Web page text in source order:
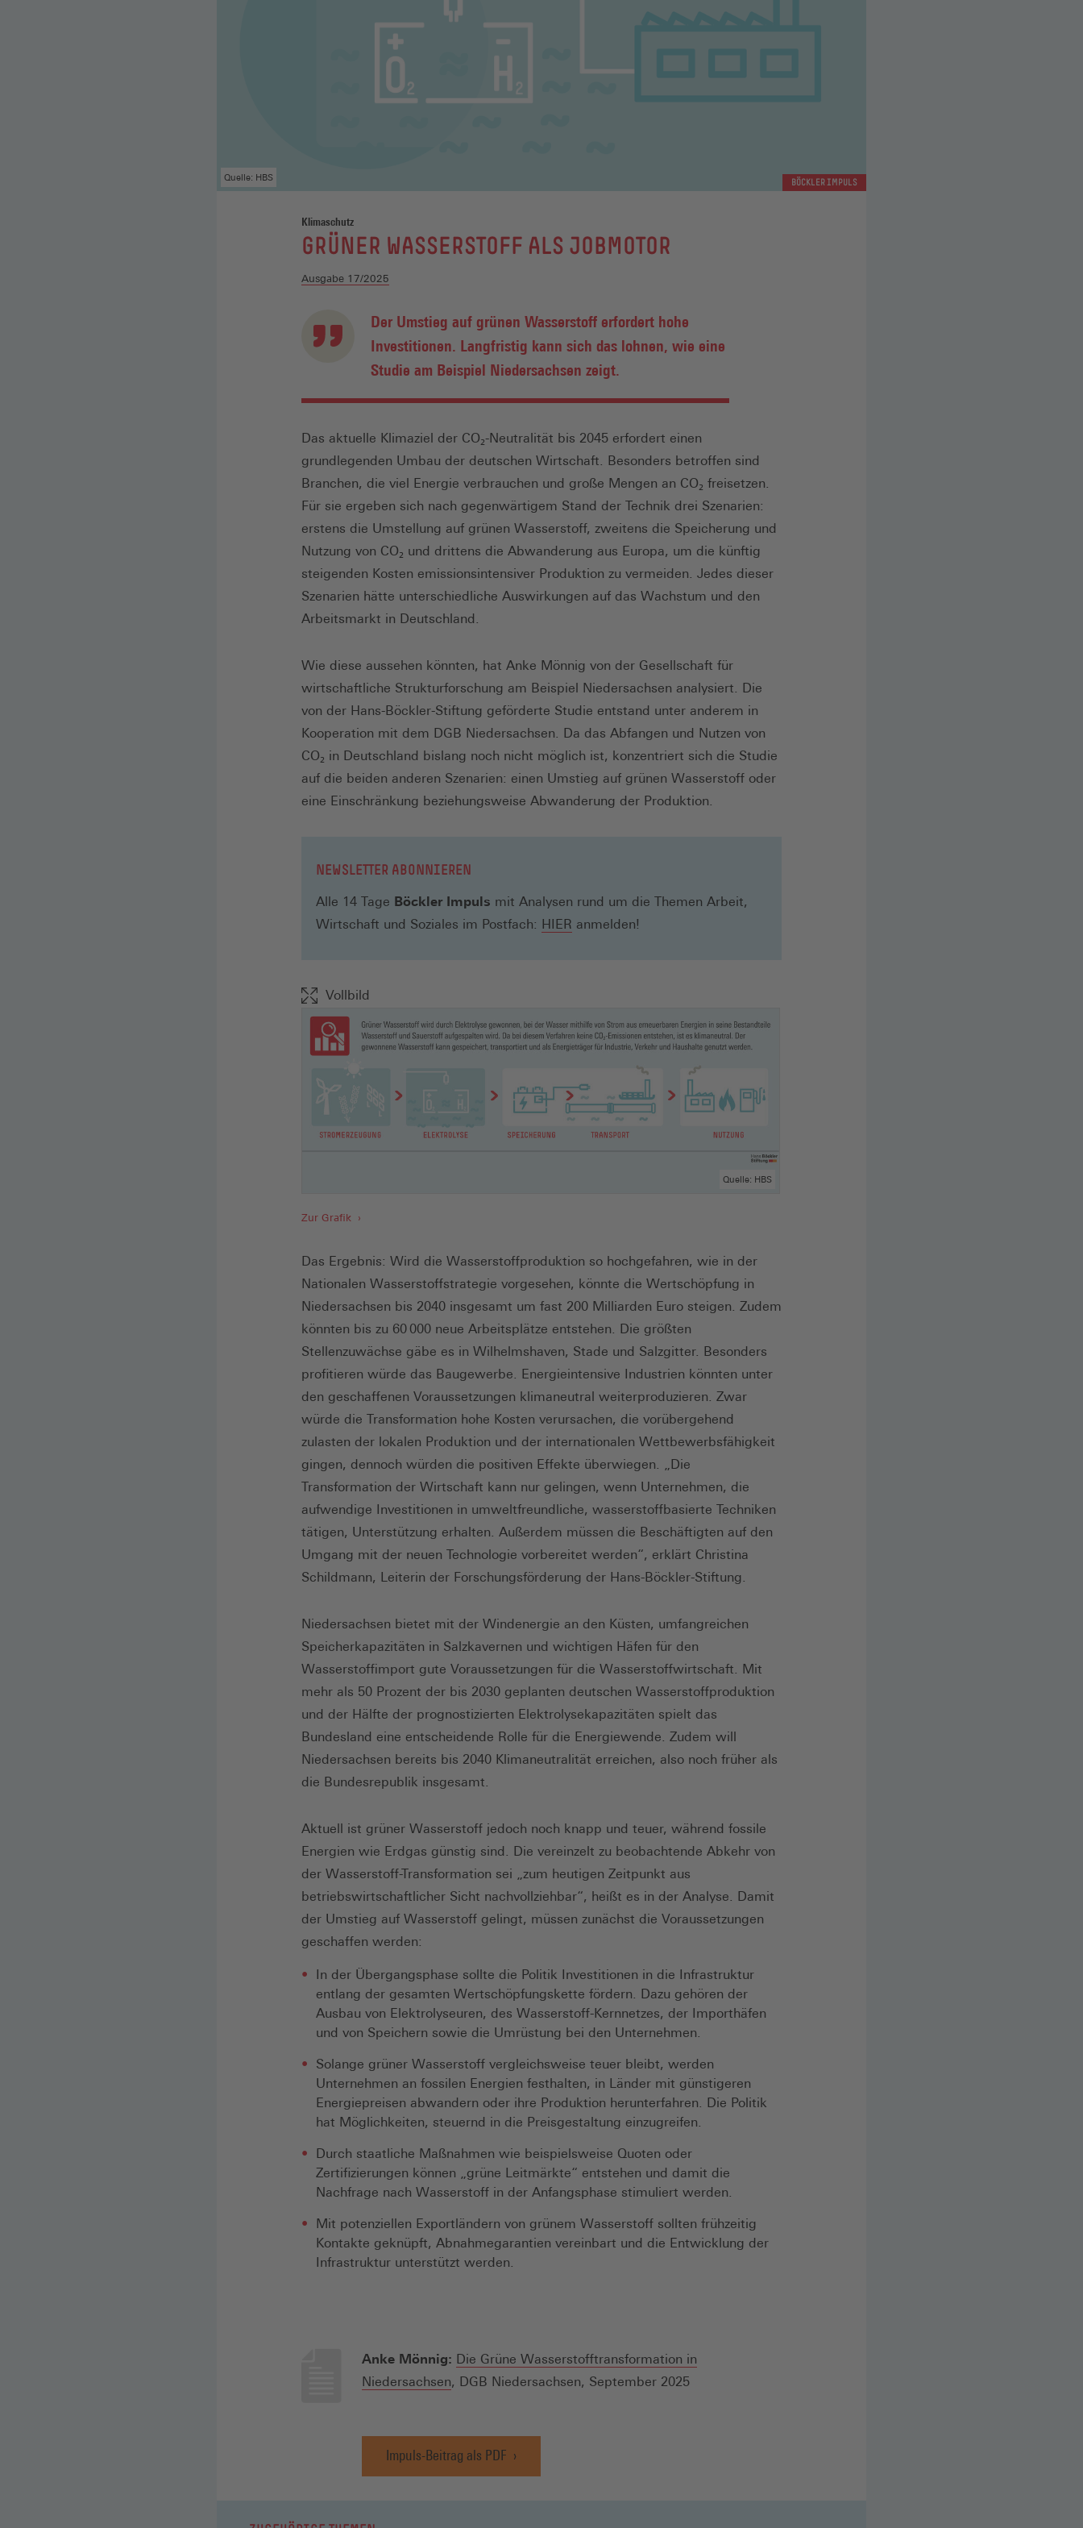
Quelle: HBS BÖCKLER IMPULS
Klimaschutz
:
GRÜNER WASSERSTOFF ALS JOBMOTOR
Ausgabe 17/2025
Der Umstieg auf grünen Wasserstoff erfordert hohe
Investitionen. Langfristig kann sich das lohnen, wie eine
Studie am Beispiel Niedersachsen zeigt.
Das aktuelle Klimaziel der CO₂-Neutralität bis 2045 erfordert einen
grundlegenden Umbau der deutschen Wirtschaft. Besonders betroffen sind
Branchen, die viel Energie verbrauchen und große Mengen an CO₂ freisetzen.
Für sie ergeben sich nach gegenwärtigem Stand der Technik drei Szenarien:
erstens die Umstellung auf grünen Wasserstoff, zweitens die Speicherung und
Nutzung von CO₂ und drittens die Abwanderung aus Europa, um die künftig
steigenden Kosten emissionsintensiver Produktion zu vermeiden. Jedes dieser
Szenarien hätte unterschiedliche Auswirkungen auf das Wachstum und den
Arbeitsmarkt in Deutschland.
Wie diese aussehen könnten, hat Anke Mönnig von der Gesellschaft für
wirtschaftliche Strukturforschung am Beispiel Niedersachsen analysiert. Die
von der Hans-Böckler-Stiftung geförderte Studie entstand unter anderem in
Kooperation mit dem DGB Niedersachsen. Da das Abfangen und Nutzen von
CO₂ in Deutschland bislang noch nicht möglich ist, konzentriert sich die Studie
auf die beiden anderen Szenarien: einen Umstieg auf grünen Wasserstoff oder
eine Einschränkung beziehungsweise Abwanderung der Produktion.
NEWSLETTER ABONNIEREN
Alle 14 Tage Böckler Impuls mit Analysen rund um die Themen Arbeit,
Wirtschaft und Soziales im Postfach: HIER (Öffnet
anmelden!
Vollbild
Quelle: HBS
Zur Grafik
Das Ergebnis: Wird die Wasserstoffproduktion so hochgefahren, wie in der
Nationalen Wasserstoffstrategie vorgesehen, könnte die Wertschöpfung in
Niedersachsen bis 2040 insgesamt um fast 200 Milliarden Euro steigen. Zudem
könnten bis zu 60 000 neue Arbeitsplätze entstehen. Die größten
Stellenzuwächse gäbe es in Wilhelmshaven, Stade und Salzgitter. Besonders
profitieren würde das Baugewerbe. Energieintensive Industrien könnten unter
den geschaffenen Voraussetzungen klimaneutral weiterproduzieren. Zwar
würde die Transformation hohe Kosten verursachen, die vorübergehend
zulasten der lokalen Produktion und der internationalen Wettbewerbsfähigkeit
gingen, dennoch würden die positiven Effekte überwiegen. „Die
Transformation der Wirtschaft kann nur gelingen, wenn Unternehmen, die
aufwendige Investitionen in umweltfreundliche, wasserstoffbasierte Techniken
tätigen, Unterstützung erhalten. Außerdem müssen die Beschäftigten auf den
Umgang mit der neuen Technologie vorbereitet werden“, erklärt Christina
Schildmann, Leiterin der Forschungsförderung der Hans-Böckler-Stiftung.
Niedersachsen bietet mit der Windenergie an den Küsten, umfangreichen
Speicherkapazitäten in Salzkavernen und wichtigen Häfen für den
Wasserstoffimport gute Voraussetzungen für die Wasserstoffwirtschaft. Mit
mehr als 50 Prozent der bis 2030 geplanten deutschen Wasserstoffproduktion
und der Hälfte der prognostizierten Elektrolysekapazitäten spielt das
Bundesland eine entscheidende Rolle für die Energiewende. Zudem will
Niedersachsen bereits bis 2040 Klimaneutralität erreichen, also noch früher als
die Bundesrepublik insgesamt.
Aktuell ist grüner Wasserstoff jedoch noch knapp und teuer, während fossile
Energien wie Erdgas günstig sind. Die vereinzelt zu beobachtende Abkehr von
der Wasserstoff-Transformation sei „zum heutigen Zeitpunkt aus
betriebswirtschaftlicher Sicht nachvollziehbar“, heißt es in der Analyse. Damit
der Umstieg auf Wasserstoff gelingt, müssen zunächst die Voraussetzungen
geschaffen werden:
In der Übergangsphase sollte die Politik Investitionen in die Infrastruktur
entlang der gesamten Wertschöpfungskette fördern. Dazu gehören der
Ausbau von Elektrolyse­uren, des Wasserstoff-Kernnetzes, der Importhäfen
und von Speichern sowie die Umrüstung bei den Unternehmen.
Solange grüner Wasserstoff vergleichsweise teuer bleibt, werden
Unternehmen an fossilen Energien festhalten, in Länder mit günstigeren
Energiepreisen abwandern oder ihre Produktion herunterfahren. Die Politik
hat Möglichkeiten, steuernd in die Preisgestaltung einzugreifen.
Durch staatliche Maßnahmen wie beispielsweise Quoten oder
Zertifizierungen können „grüne Leitmärkte“ entstehen und damit die
Nachfrage nach Wasserstoff in der Anfangsphase stimuliert werden.
Mit potenziellen Exportländern von grünem Wasserstoff sollten frühzeitig
Kontakte geknüpft, Abnahmegarantien vereinbart und die Entwicklung der
Infrastruktur unterstützt werden.
Anke Mönnig: Die Grüne Wasserstofftransformation in
Niedersachsen(Öffnet
neuen
, DGB Niedersachsen, September 2025
Impuls-Beitrag als PDF
(Öffnet
in